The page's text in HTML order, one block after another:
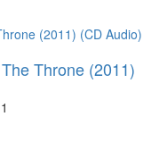
Throne (2011)